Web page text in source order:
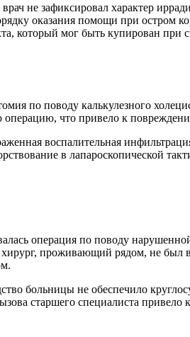
не зафиксировал характер
оказания помощи при остром
который мог быть купирован при
по поводу калькулезного
что привело к
воспалительная
в лапароскопической
операция по поводу
проживающий рядом, не был
больницы не обеспечило
старшего специалиста привело